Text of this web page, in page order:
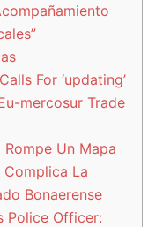
For ‘updating’
mercosur Trade
Un Mapa
Complica La
Bonaerense
Police Officer: